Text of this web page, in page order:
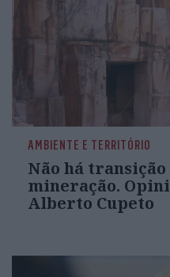
AMBIENTE E TERRITÓRIO
Não há
mineração.
Alberto Cupeto